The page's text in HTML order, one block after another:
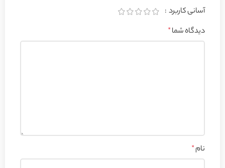
آسانی کاربرد
دیدگاه شما*
نام*